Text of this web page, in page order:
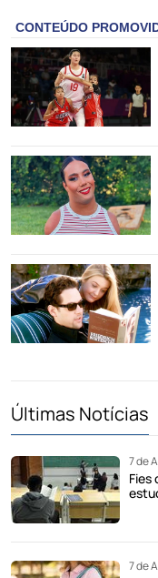
Últimas Notícias
7 de
Fies
7 de